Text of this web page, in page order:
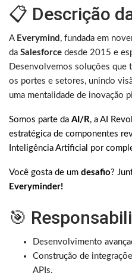
📋 Descrição
A Everymind , fundada em
da Salesforce desde 2015 e
Desenvolvemos soluções
os portes e setores, unindo
uma mentalidade de inovação
Somos parte da AI/R, a AI
estratégica de componentes
Inteligência Artificial por
Você gosta de um desafio?
Everyminder!
🎯
Desenvolvimento
Construção de
APIs.